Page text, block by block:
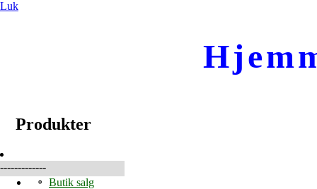
Luk
Produkter
-------------
Butik salg